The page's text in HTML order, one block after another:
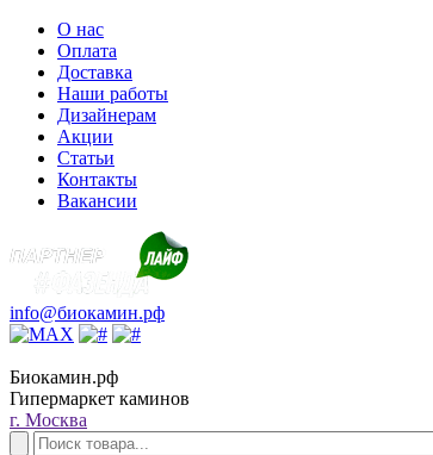
О нас
Оплата
Доставка
Наши работы
Дизайнерам
Акции
Статьи
Контакты
Вакансии
info@биокамин.рф
Биокамин.рф
Гипермаркет каминов
г. Москва